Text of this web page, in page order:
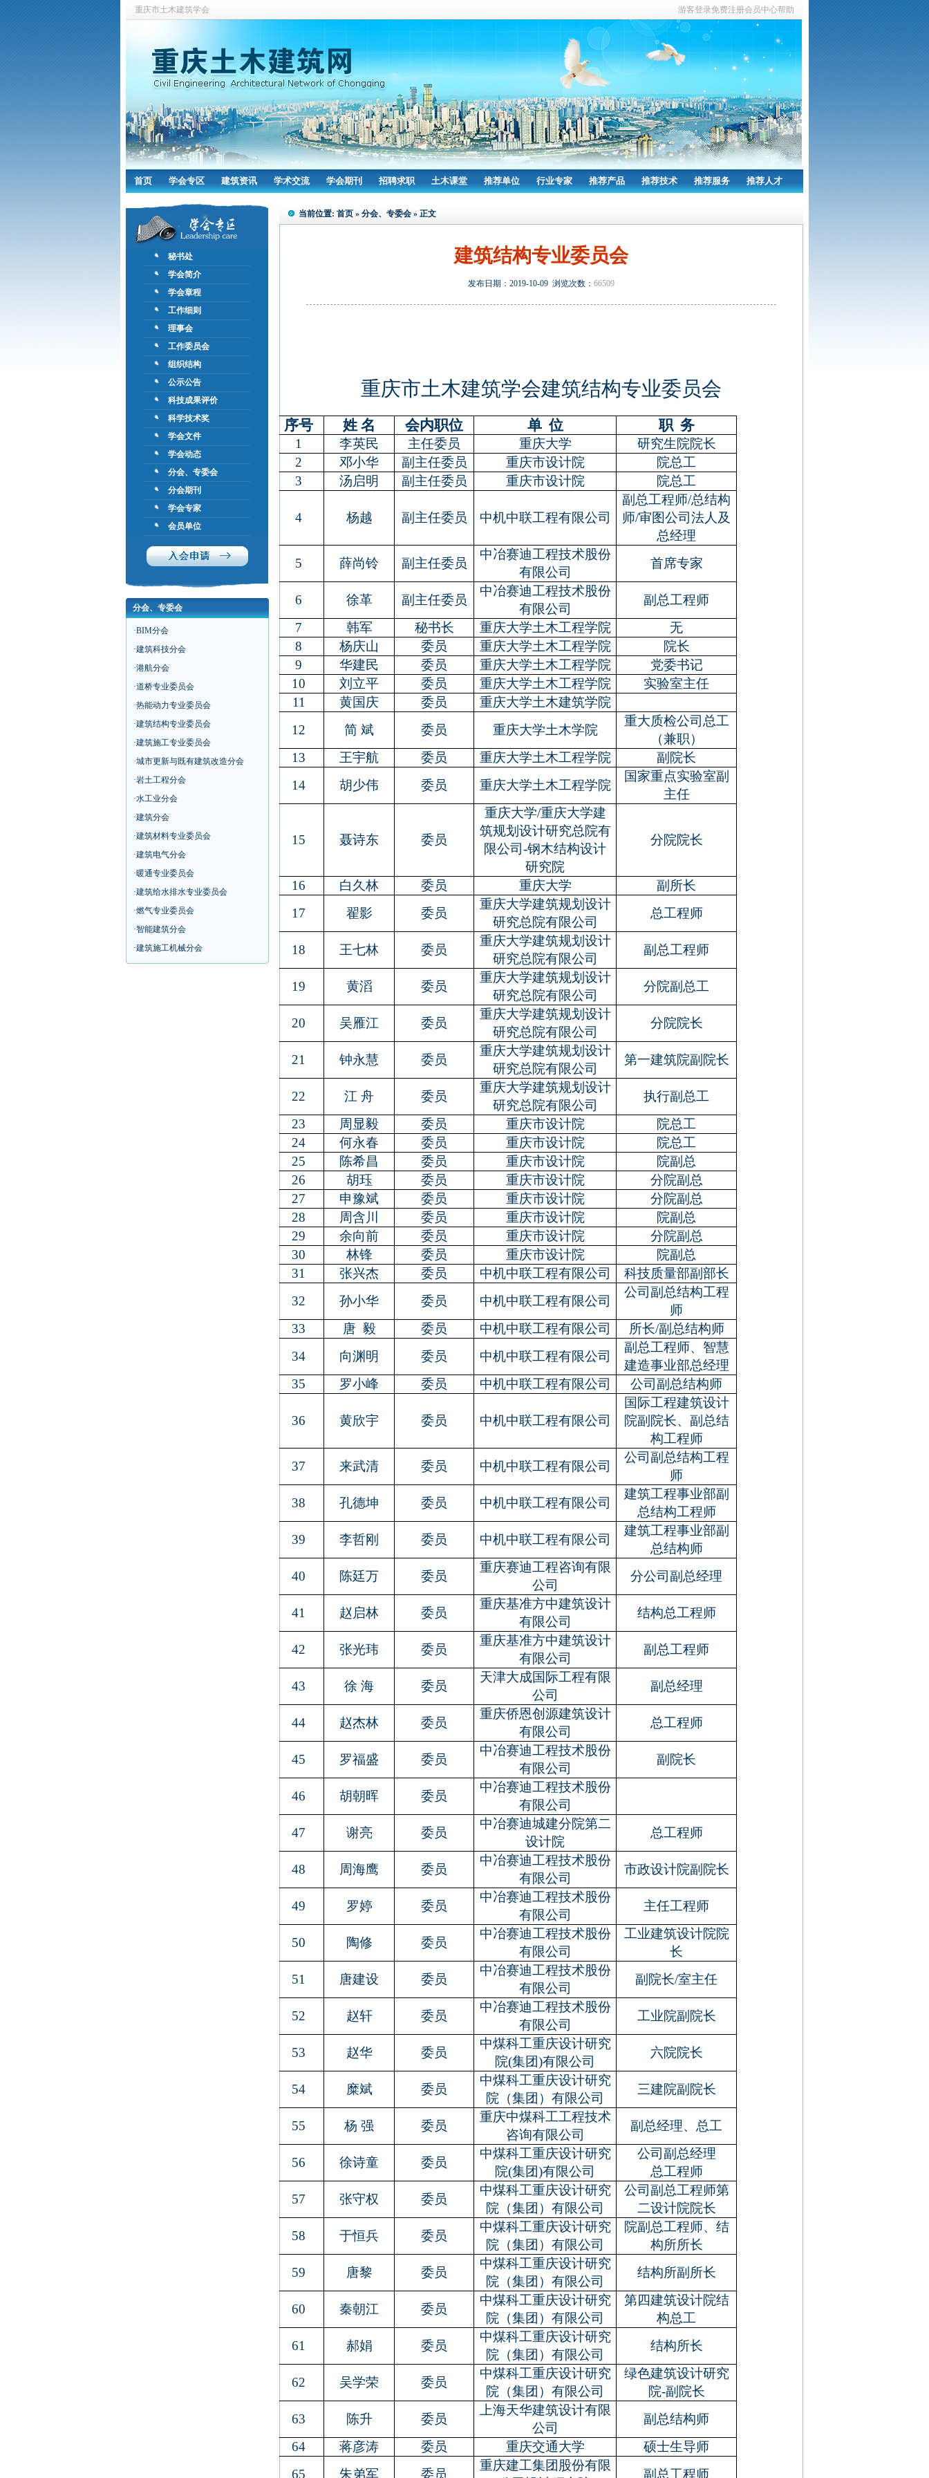
重庆市土木建筑学会 游客登录免费注册会员中心帮助
首页 学会专区 建筑资讯 学术交流 学会期刊 招聘求职 土木课堂 推荐单位 行业专家 推荐产品 推荐技术 推荐服务 推荐人才
秘书处
学会简介
学会章程
工作细则
理事会
工作委员会
组织结构
公示公告
科技成果评价
科学技术奖
学会文件
学会动态
分会、专委会
分会期刊
学会专家
会员单位
分会、专委会
·BIM分会
·建筑科技分会
·港航分会
·道桥专业委员会
·热能动力专业委员会
·建筑结构专业委员会
·建筑施工专业委员会
·城市更新与既有建筑改造分会
·岩土工程分会
·水工业分会
·建筑分会
·建筑材料专业委员会
·建筑电气分会
·暖通专业委员会
·建筑给水排水专业委员会
·燃气专业委员会
·智能建筑分会
·建筑施工机械分会
当前位置: 首页 » 分会、专委会 » 正文
建筑结构专业委员会
发布日期：2019-10-09 浏览次数： 66509
重庆市土木建筑学会建筑结构专业委员会
序号 姓 名 会内职位 单 位 职 务
1 李英民 主任委员 重庆大学
研究生院院长
2
邓小华 副主任委员 重庆市设计院
院总工
3
汤启明 副主任委员 重庆市设计院 院总工
4 杨越 副主任委员 中机中联工程有限公司
副总工程师/总结构
师/审图公司法人及
总经理
5
薛尚铃 副主任委员
中冶赛迪工程技术股份
有限公司
首席专家
6 徐革 副主任委员
中冶赛迪工程技术股份
有限公司
副总工程师
7
韩军 秘书长 重庆大学土木工程学院
无
8
杨庆山 委员 重庆大学土木工程学院
院长
9
华建民 委员 重庆大学土木工程学院
党委书记
10
刘立平 委员 重庆大学土木工程学院
实验室主任
11
黄国庆 委员
重庆大学土木建筑学院
12
简 斌 委员 重庆大学土木学院
重大质检公司总工
（兼职）
13
王宇航 委员 重庆大学土木工程学院
副院长
14
胡少伟 委员 重庆大学土木工程学院
国家重点实验室副
主任
15 聂诗东 委员
重庆大学/重庆大学建
筑规划设计研究总院有
限公司-钢木结构设计
研究院
分院院长
16 白久林 委员 重庆大学
副所长
17
翟影 委员
重庆大学建筑规划设计
研究总院有限公司
总工程师
18 王七林 委员
重庆大学建筑规划设计
研究总院有限公司
副总工程师
19 黄滔 委员
重庆大学建筑规划设计
研究总院有限公司
分院副总工
20 吴雁江 委员
重庆大学建筑规划设计
研究总院有限公司
分院院长
21 钟永慧 委员
重庆大学建筑规划设计
研究总院有限公司
第一建筑院副院长
22 江 舟 委员
重庆大学建筑规划设计
研究总院有限公司
执行副总工
23
周显毅 委员 重庆市设计院
院总工
24
何永春 委员 重庆市设计院
院总工
25
陈希昌 委员 重庆市设计院
院副总
26
胡珏 委员 重庆市设计院
分院副总
27
申豫斌 委员 重庆市设计院
分院副总
28
周含川 委员 重庆市设计院
院副总
29
余向前 委员 重庆市设计院
分院副总
30
林锋 委员 重庆市设计院
院副总
31
张兴杰 委员 中机中联工程有限公司
科技质量部副部长
32
孙小华 委员 中机中联工程有限公司
公司副总结构工程
师
33
唐 毅 委员 中机中联工程有限公司 所长/副总结构师
34
向渊明 委员 中机中联工程有限公司
副总工程师、智慧
建造事业部总经理
35
罗小峰 委员 中机中联工程有限公司 公司副总结构师
36 黄欣宇 委员 中机中联工程有限公司
国际工程建筑设计
院副院长、副总结
构工程师
37
来武清 委员 中机中联工程有限公司
公司副总结构工程
师
38
孔德坤 委员 中机中联工程有限公司
建筑工程事业部副
总结构工程师
39
李哲刚 委员 中机中联工程有限公司
建筑工程事业部副
总结构师
40
陈廷万 委员
重庆赛迪工程咨询有限
公司
分公司副总经理
41 赵启林 委员
重庆基准方中建筑设计
有限公司
结构总工程师
42 张光玮 委员
重庆基准方中建筑设计
有限公司
副总工程师
43 徐 海 委员
天津大成国际工程有限
公司
副总经理
44 赵杰林 委员
重庆侨恩创源建筑设计
有限公司
总工程师
45 罗福盛 委员
中冶赛迪工程技术股份
有限公司
副院长
46 胡朝晖 委员
中冶赛迪工程技术股份
有限公司
47
谢亮 委员
中冶赛迪城建分院第二
设计院
总工程师
48 周海鹰 委员
中冶赛迪工程技术股份
有限公司
市政设计院副院长
49 罗婷 委员
中冶赛迪工程技术股份
有限公司
主任工程师
50 陶修 委员
中冶赛迪工程技术股份
有限公司
工业建筑设计院院
长
51
唐建设 委员
中冶赛迪工程技术股份
有限公司
副院长/室主任
52 赵轩 委员
中冶赛迪工程技术股份
有限公司
工业院副院长
53 赵华 委员
中煤科工重庆设计研究
院(集团)有限公司
六院院长
54 糜斌 委员
中煤科工重庆设计研究
院（集团）有限公司
三建院副院长
55 杨 强 委员
重庆中煤科工工程技术
咨询有限公司
副总经理、总工
56 徐诗童 委员
中煤科工重庆设计研究
院(集团)有限公司
公司副总经理
总工程师
57
张守权 委员
中煤科工重庆设计研究
院（集团）有限公司
公司副总工程师第
二设计院院长
58
于恒兵 委员
中煤科工重庆设计研究
院（集团）有限公司
院副总工程师、结
构所所长
59
唐黎 委员
中煤科工重庆设计研究
院（集团）有限公司
结构所副所长
60 秦朝江 委员
中煤科工重庆设计研究
院（集团）有限公司
第四建筑设计院结
构总工
61
郝娟 委员
中煤科工重庆设计研究
院（集团）有限公司
结构所长
62 吴学荣 委员
中煤科工重庆设计研究
院（集团）有限公司
绿色建筑设计研究
院-副院长
63
陈升 委员
上海天华建筑设计有限
公司
副总结构师
64
蒋彦涛 委员 重庆交通大学
硕士生导师
65
朱弟军 委员
重庆建工集团股份有限
副总工程师